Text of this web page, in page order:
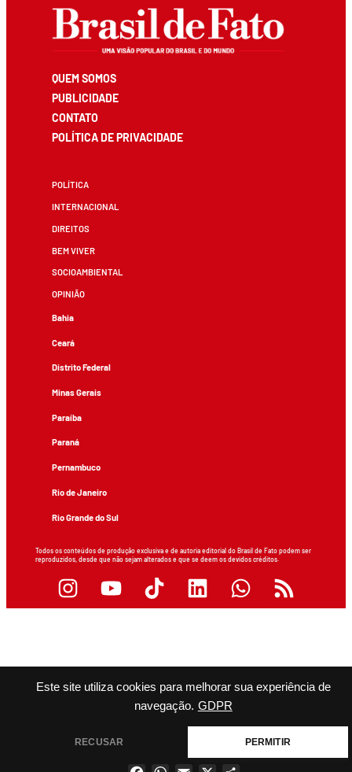
Este site utiliza cookies para melhorar sua experiência de
navegação. GDPR
RECUSAR PERMITIR
QUEM SOMOS
PUBLICIDADE
CONTATO
POLÍTICA DE PRIVACIDADE
POLÍTICA
INTERNACIONAL
DIREITOS
BEM VIVER
SOCIOAMBIENTAL
OPINIÃO
Bahia
Ceará
Distrito Federal
Minas Gerais
Paraíba
Paraná
Pernambuco
Rio de Janeiro
Rio Grande do Sul
Todos os conteúdos de produção exclusiva e de autoria editorial do Brasil de Fato podem ser
reproduzidos, desde que não sejam alterados e que se deem os devidos créditos.